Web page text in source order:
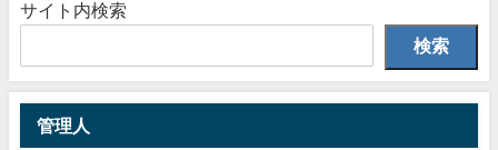
サイト内検索
検索
管理人